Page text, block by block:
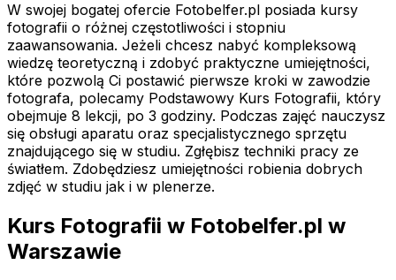
W swojej bogatej ofercie Fotobelfer.pl posiada kursy
fotografii o różnej częstotliwości i stopniu
zaawansowania. Jeżeli chcesz nabyć kompleksową
wiedzę teoretyczną i zdobyć praktyczne umiejętności,
które pozwolą Ci postawić pierwsze kroki w zawodzie
fotografa, polecamy Podstawowy Kurs Fotografii, który
obejmuje 8 lekcji, po 3 godziny. Podczas zajęć nauczysz
się obsługi aparatu oraz specjalistycznego sprzętu
znajdującego się w studiu. Zgłębisz techniki pracy ze
światłem. Zdobędziesz umiejętności robienia dobrych
zdjęć w studiu jak i w plenerze.
Kurs Fotografii w Fotobelfer.pl w
Warszawie